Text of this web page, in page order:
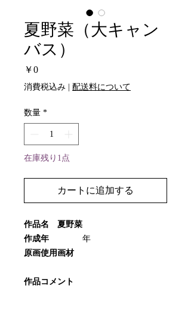
夏野菜（大キャン
バス）
￥0価
格
消費税込み | 配送料について
数量 *
在庫残り1点
カートに追加する
作品名 夏野菜
作成年 年
原画使用画材
作品コメント